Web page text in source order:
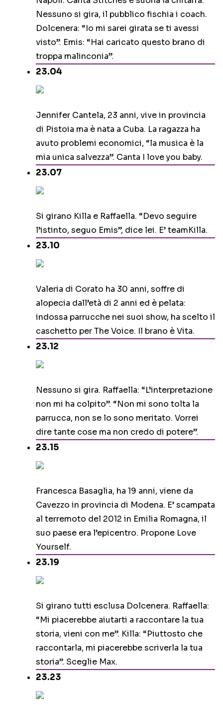
Nessuno si gira, il pubblico fischia i coach.
Dolcenera: “Io mi sarei girata se ti avessi
visto”. Emis: “Hai caricato questo brano di
troppa malinconia”.
23.04
Jennifer Cantela, 23 anni, vive in provincia
di Pistoia ma è nata a Cuba. La ragazza ha
avuto problemi economici, “la musica è la
mia unica salvezza”. Canta I love you baby.
23.07
Si girano Killa e Raffaella. “Devo seguire
l’istinto, seguo Emis”, dice lei. E’ teamKilla.
23.10
Valeria di Corato ha 30 anni, soffre di
alopecia dall’età di 2 anni ed è pelata:
indossa parrucche nei suoi show, ha scelto il
caschetto per The Voice. Il brano è Vita.
23.12
Nessuno si gira. Raffaella: “L’interpretazione
non mi ha colpito”. “Non mi sono tolta la
parrucca, non se lo sono meritato. Vorrei
dire tante cose ma non credo di potere”.
23.15
Francesca Basaglia, ha 19 anni, viene da
Cavezzo in provincia di Modena. E’ scampata
al terremoto del 2012 in Emilia Romagna, il
suo paese era l’epicentro. Propone Love
Yourself.
23.19
Si girano tutti esclusa Dolcenera. Raffaella:
“Mi piacerebbe aiutarti a raccontare la tua
storia, vieni con me”. Killa: “Piuttosto che
raccontarla, mi piacerebbe scriverla la tua
storia”. Sceglie Max.
23.23